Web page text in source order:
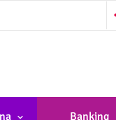
Banking